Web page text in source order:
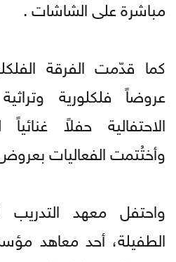
مباشرة على الشاشات .
كما قدّمت الفرقة
عروضاً فلكلورية
الاحتفالية حفلاً
وأختُتمت الفعاليات بعروض
واحتفل معهد
الطفيلة، أحد معاهد